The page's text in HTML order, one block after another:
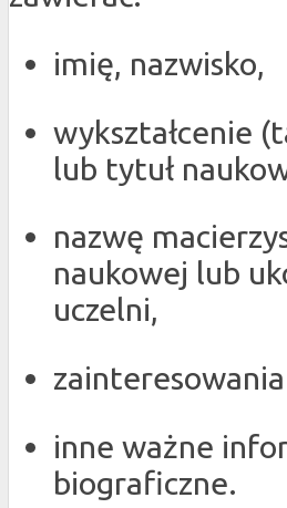
imię, nazwisko,
wykształcenie
lub tytuł
nazwę
naukowej lub
uczelni,
inne ważne
biograficzne.